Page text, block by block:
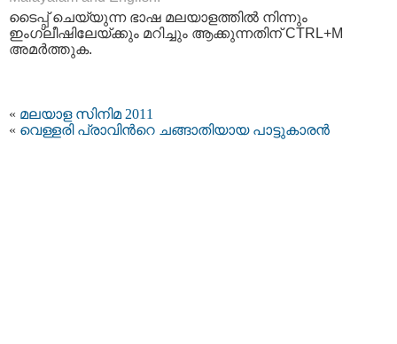
ടൈപ്പ്‌ ചെയ്യുന്ന ഭാഷ മലയാളത്തില്‍ നിന്നും
ഇംഗ്ലീഷിലേയ്ക്കും മറിച്ചും ആക്കുന്നതിന് CTRL+M
അമര്‍ത്തുക.
« മലയാള സിനിമ 2011
« വെള്ളരി പ്രാവിന്‍റെ ചങ്ങാതിയായ പാട്ടുകാരന്‍